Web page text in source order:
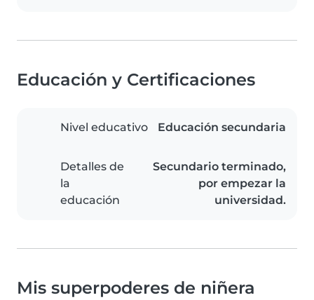
Educación y Certificaciones
Nivel educativo Educación secundaria
Detalles de
la
educación
Secundario terminado,
por empezar la
universidad.
Mis superpoderes de niñera